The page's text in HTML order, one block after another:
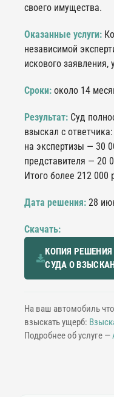
своего имущества.
Оказанные услуги:
независимой
искового заявления,
Сроки:около 14
Результат:Суд
взыскал с
на экспертизы — 30
представителя — 20
Итого более 212 000
Дата решения:28
Скачать:
КОПИЯ
СУДА О
На ваш автомобиль
взыскать ущерб:
Подробнее об услуге —